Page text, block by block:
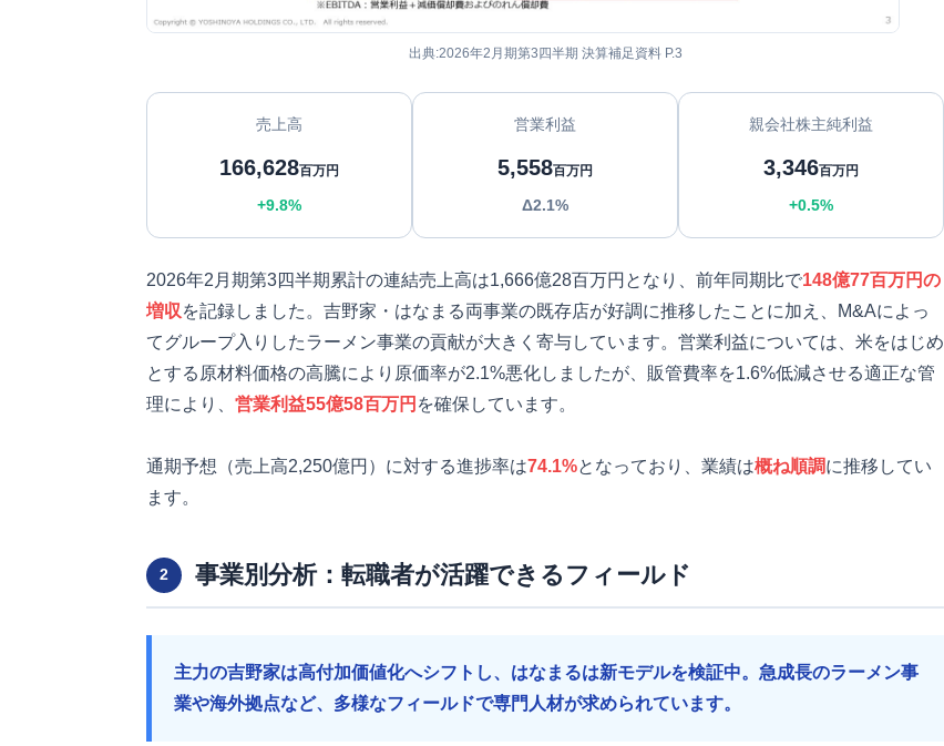
出典:2026年2月期第3四半期 決算補足資料 P.3
売上高
166,628百万円
+9.8%
営業利益
5,558百万円
Δ2.1%
親会社株主純利益
3,346百万円
+0.5%
2026年2月期第3四半期累計の連結売上高は1,666億28百万円となり、前年同期比で148億77百万円の
増収 を記録しました。吉野家・はなまる両事業の既存店が好調に推移したことに加え、M&Aによっ
てグループ入りしたラーメン事業の貢献が大きく寄与しています。営業利益については、米をはじめ
とする原材料価格の高騰により原価率が2.1%悪化しましたが、販管費率を1.6%低減させる適正な管
理により、 営業利益55億58百万円 を確保しています。
通期予想（売上高2,250億円）に対する進捗率は74.1%となっており、業績は概ね順調に推移してい
ます。
2 事業別分析：転職者が活躍できるフィールド
主力の吉野家は高付加価値化へシフトし、はなまるは新モデルを検証中。急成長のラーメン事
業や海外拠点など、多様なフィールドで専門人材が求められています。